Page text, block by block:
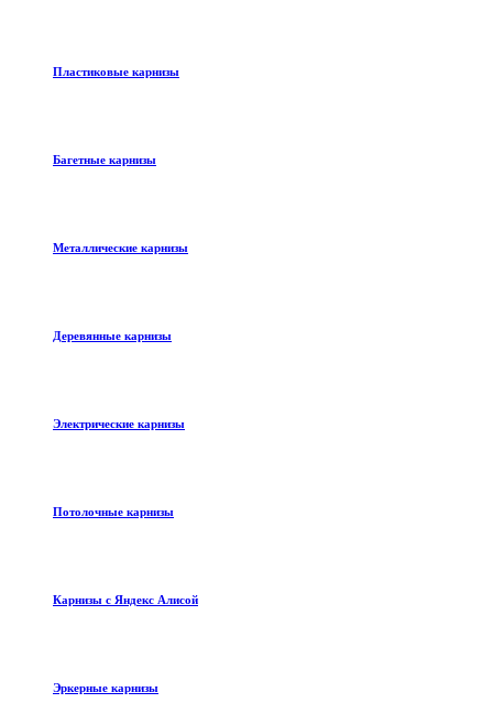
Пластиковые карнизы
Багетные карнизы
Металлические карнизы
Деревянные карнизы
Электрические карнизы
Потолочные карнизы
Карнизы с Яндекс Алисой
Эркерные карнизы